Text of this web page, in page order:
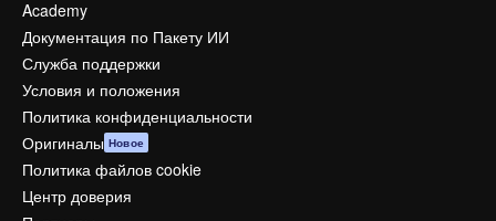
Academy
Документация по Пакету ИИ
Служба поддержки
Условия и положения
Политика конфиденциальности
Оригиналы Новое
Политика файлов cookie
Центр доверия